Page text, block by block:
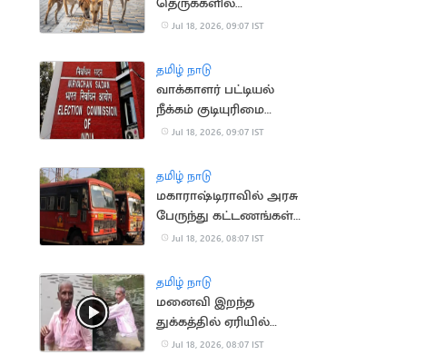
தெருநாய்களுக்கு
Jul 18, 2026, 09:07 IST
தமிழ் நாடு
வாக்காளர் பட்டியல்
நீக்கம் குடியுரிமை
இழப்பாகாது: உச்ச
Jul 18, 2026, 09:07 IST
தமிழ் நாடு
மகாராஷ்டிராவில் அரசு
பேருந்து கட்டணங்கள்
உயர்வு
Jul 18, 2026, 08:07 IST
தமிழ் நாடு
மனைவி இறந்த
துக்கத்தில் ஏரியில்
குதித்து தற்கொலை
Jul 18, 2026, 08:07 IST